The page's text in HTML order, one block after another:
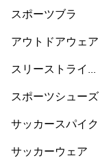
スポーツブラ
アウトドアウェア
スリーストライプ
スポーツシューズ
サッカースパイク
サッカーウェア